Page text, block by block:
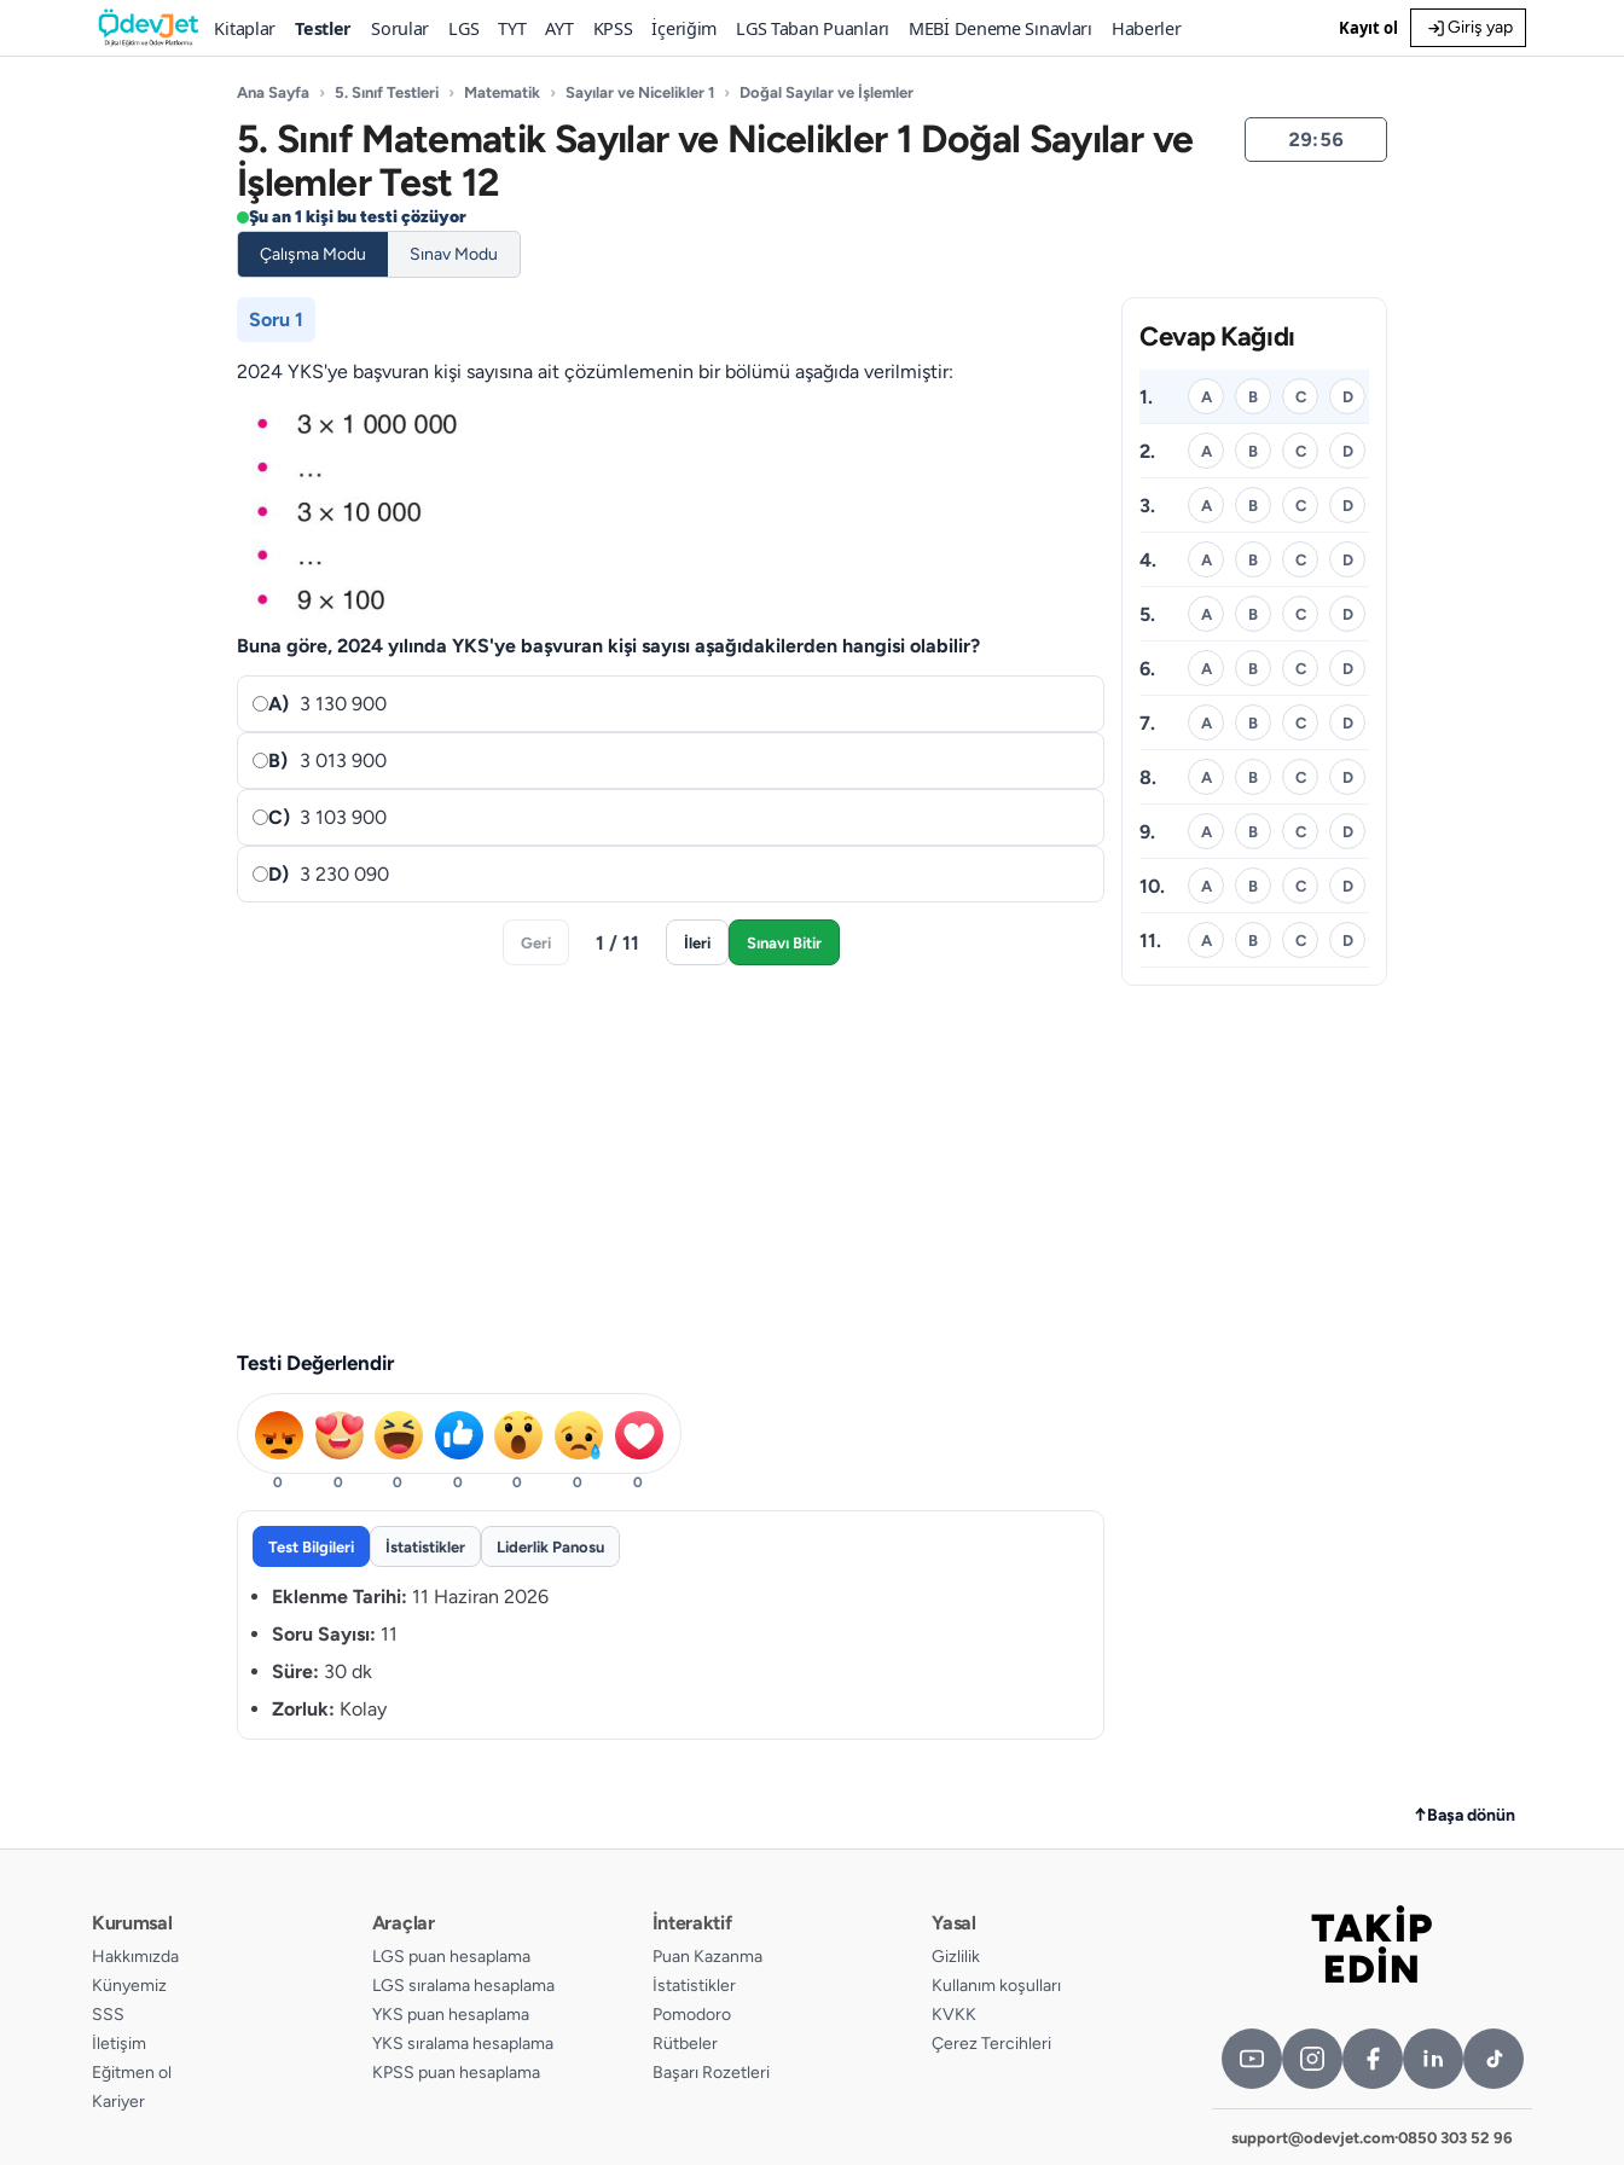
Kitaplar Testler Sorular LGS TYT AYT KPSS İçeriğim LGS Taban Puanları MEBİ Deneme Sınavları Haberler Kayıt ol Giriş yap
Ana Sayfa › 5. Sınıf Testleri › Matematik › Sayılar ve Nicelikler 1 › Doğal Sayılar ve İşlemler
5. Sınıf Matematik Sayılar ve Nicelikler 1 Doğal Sayılar ve
İşlemler Test 12
Şu an 1 kişi bu testi çözüyor
Çalışma Modu
Sınav Modu
29:55
Soru 1
2024 YKS'ye başvuran kişi sayısına ait çözümlemenin bir bölümü aşağıda verilmiştir:
Buna göre, 2024 yılında YKS'ye başvuran kişi sayısı aşağıdakilerden hangisi olabilir?
A) 3 130 900
B) 3 013 900
C) 3 103 900
D) 3 230 090
Geri 1 / 11 İleri Sınavı Bitir
Testi Değerlendir
0 0 0 0 0 0 0
Cevap Kağıdı
1. A B C D
2. A B C D
3. A B C D
4. A B C D
5. A B C D
6. A B C D
7. A B C D
8. A B C D
9. A B C D
10. A B C D
11. A B C D
Test Bilgileri İstatistikler Liderlik Panosu
Eklenme Tarihi: 11 Haziran 2026
Soru Sayısı: 11
Süre: 30 dk
Zorluk: Kolay
↑Başa dönün
Kurumsal
Hakkımızda
Künyemiz
SSS
İletişim
Eğitmen ol
Kariyer
Araçlar
LGS puan hesaplama
LGS sıralama hesaplama
YKS puan hesaplama
YKS sıralama hesaplama
KPSS puan hesaplama
İnteraktif
Puan Kazanma
İstatistikler
Pomodoro
Rütbeler
Başarı Rozetleri
Yasal
Gizlilik
Kullanım koşulları
KVKK
Çerez Tercihleri
Bizi takip edin
TAKİP
EDİN
support@odevjet.com·0850 303 52 96